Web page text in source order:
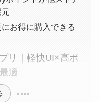
元
お得に購入できる
リ｜軽快UI×高ポ
適